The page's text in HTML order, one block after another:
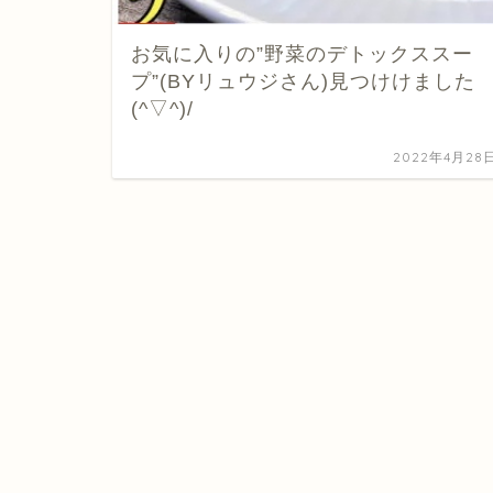
お気に入りの”野菜のデトックススー
プ”(BYリュウジさん)見つけけました
(^▽^)/
2022年4月28